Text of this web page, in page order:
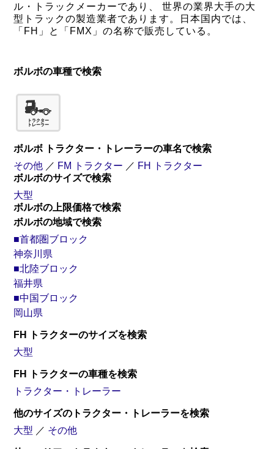
ル・トラックメーカーであり、 世界の業界大手の大
型トラックの製造業者であります。日本国内では、
「FH」と「FMX」の名称で販売している。
ボルボの車種で検索
トラクター
トレーラー
ボルボ トラクター・トレーラーの車名で検索
その他 ／ FM トラクター ／ FH トラクター
ボルボのサイズで検索
大型
ボルボの上限価格で検索
ボルボの地域で検索
■首都圏ブロック
神奈川県
■北陸ブロック
福井県
■中国ブロック
岡山県
FH トラクターのサイズを検索
大型
FH トラクターの車種を検索
トラクター・トレーラー
他のサイズのトラクター・トレーラーを検索
大型 ／ その他